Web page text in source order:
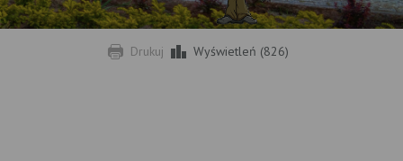
Drukuj Wyświetleń (826)